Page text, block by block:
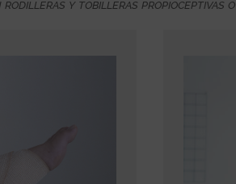
rodilleras y tobilleras propioceptivas